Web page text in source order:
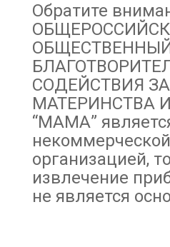
Обратите
СОДЕЙСТВИЯ
МАТЕРИНСТВА
“МАМА”
некоммерческой
организацией,
извлечение
не является